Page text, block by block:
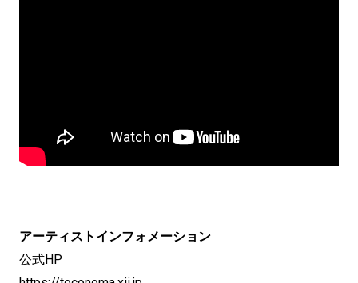
アーティストインフォメーション
公式HP